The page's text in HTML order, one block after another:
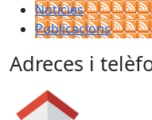
Notícies
Publicacions
Adreces i